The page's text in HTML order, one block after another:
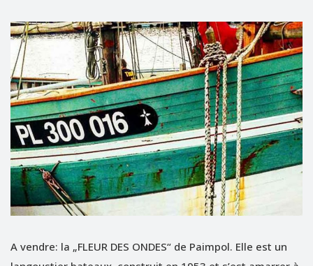
A vendre: la „FLEUR DES ONDES“ de Paimpol. Elle est un